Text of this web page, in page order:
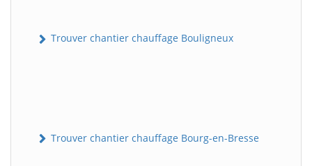
Trouver chantier chauffage Bouligneux
Trouver chantier chauffage Bourg-en-Bresse